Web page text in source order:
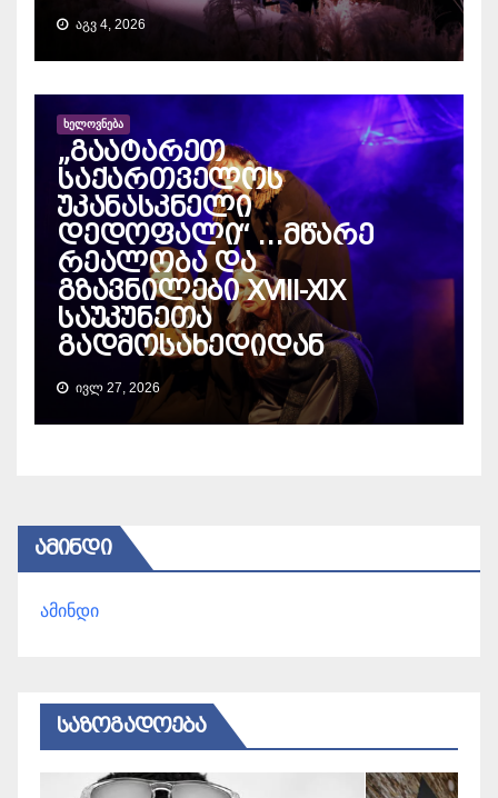
ᲐᲒᲕ 4, 2026
ᲮᲔᲚᲝᲕᲜᲔᲑᲐ
„გაატარეთ
საქართველოს
უკანასკნელი
დედოფალი“ …მწარე
რეალობა და
გზავნილები XVIII-XIX
საუკუნეთა
გადმოსახედიდან
ᲘᲕᲚ 27, 2026
ᲐᲛᲘᲜᲓᲘ
ამინდი
ᲡᲐᲖᲝᲒᲐᲓᲝᲔᲑᲐ